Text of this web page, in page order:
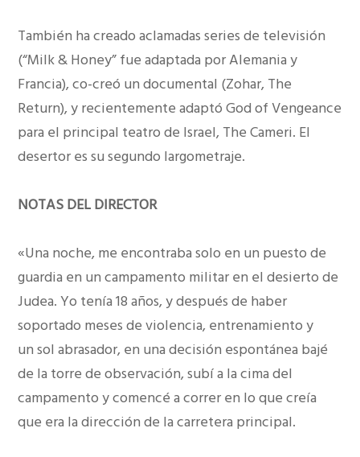
También ha creado aclamadas series de televisión
(“Milk & Honey” fue adaptada por Alemania y
Francia), co-creó un documental (Zohar, The
Return), y recientemente adaptó God of Vengeance
para el principal teatro de Israel, The Cameri. El
desertor es su segundo largometraje.
NOTAS DEL DIRECTOR
«Una noche, me encontraba solo en un puesto de
guardia en un campamento militar en el desierto de
Judea. Yo tenía 18 años, y después de haber
soportado meses de violencia, entrenamiento y
un sol abrasador, en una decisión espontánea bajé
de la torre de observación, subí a la cima del
campamento y comencé a correr en lo que creía
que era la dirección de la carretera principal.